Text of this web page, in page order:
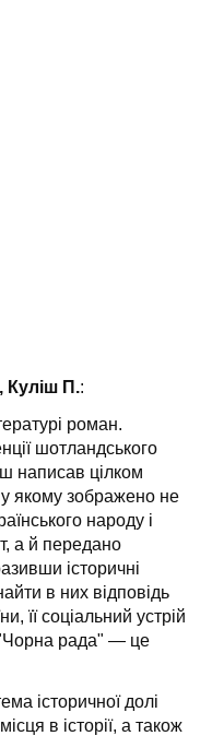
Куліш П.:
роман.
шотландського
написав цілком
у якому зображено не
народу і
а й передано
історичні
в них відповідь
її соціальний устрій
рада" — це
історичної долі
в історії, а також